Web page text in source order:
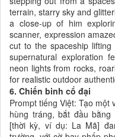
terrain, starry sky and
a close-up of him
scanner, expression
cut to the spaceship
supernatural exploration
neon lights from rocks,
for realistic outdoor
6. Chiến binh cổ đại
Prompt tiếng Việt: Tạo một
hùng tráng, bắt đầu
[thời kỳ, ví dụ: La Mã]